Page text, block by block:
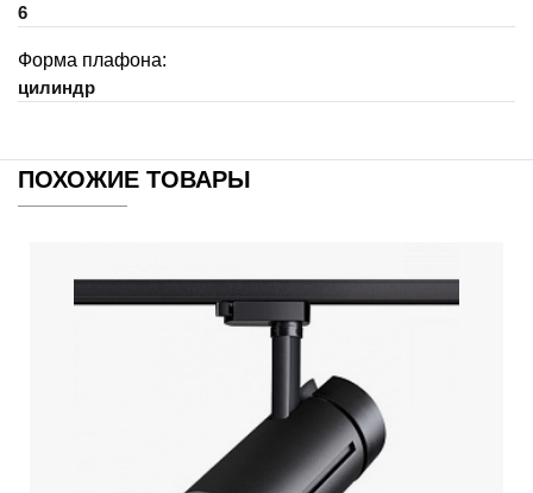
6
Форма плафона:
цилиндр
ПОХОЖИЕ ТОВАРЫ